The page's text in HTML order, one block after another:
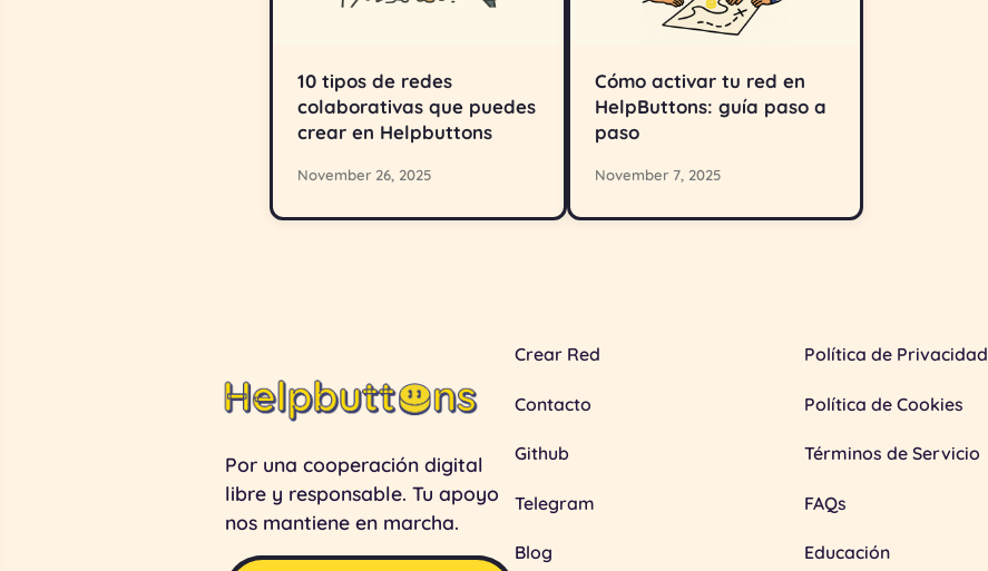
10 tipos de redes
colaborativas que puedes
crear en Helpbuttons
November 26, 2025
Cómo activar tu red en
HelpButtons: guía paso a
paso
November 7, 2025
Por una cooperación digital
libre y responsable. Tu apoyo
nos mantiene en marcha.
Crear Red
Contacto
Github
Telegram
Blog
Política de Privacidad
Política de Cookies
Términos de Servicio
FAQs
Educación